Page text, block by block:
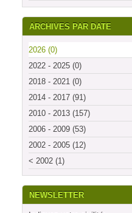
ARCHIVES PAR DATE
2026 (0)
2022 - 2025 (0)
2018 - 2021 (0)
2014 - 2017 (91)
2010 - 2013 (157)
2006 - 2009 (53)
2002 - 2005 (12)
< 2002 (1)
NEWSLETTER